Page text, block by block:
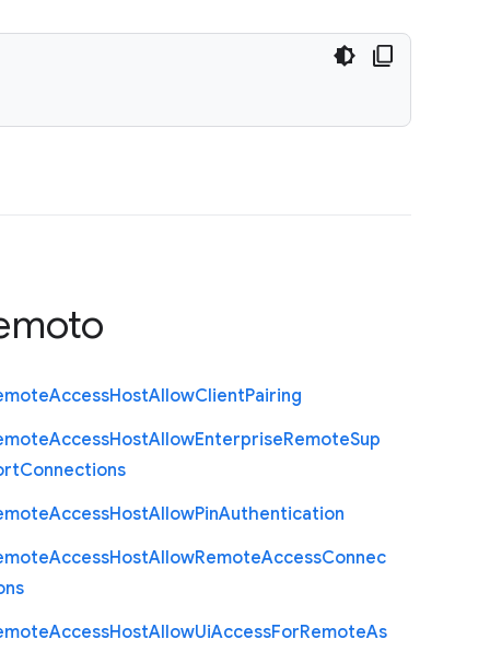
AccessHostAllowClientPairing
AccessHostAllowEnterpriseRemoteSup
Connections
AccessHostAllowPinAuthentication
AccessHostAllowRemoteAccessConnec
AccessHostAllowUiAccessForRemoteAs